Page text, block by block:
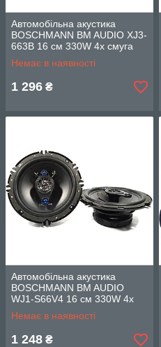
Автомобільна акустика
BOSCHMANN BM AUDIO XJ3-
663B 16 см 330W 4х смуга
Немає в наявності
1 296 ₴
Автомобільна акустика
BOSCHMANN BM AUDIO
WJ1-S66V4 16 см 330W 4х
смуга
Немає в наявності
1 248 ₴